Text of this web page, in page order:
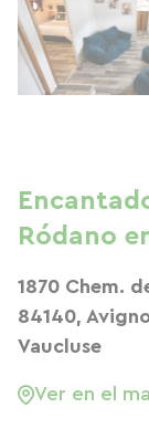
Ródano
1870 Chem.
84140,
Vaucluse
Ver en el